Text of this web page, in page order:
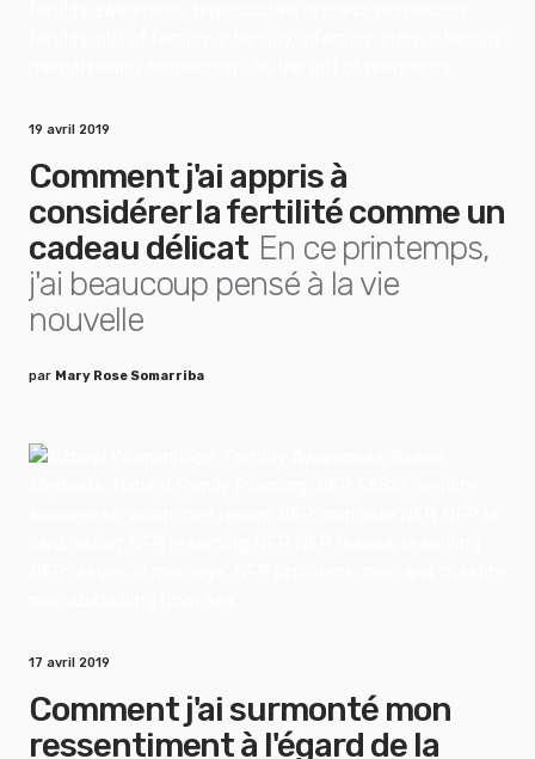
19 avril 2019
Comment j'ai appris à
considérer la fertilité comme un
cadeau délicat En ce printemps,
j'ai beaucoup pensé à la vie
nouvelle
par Mary Rose Somarriba
17 avril 2019
Comment j'ai surmonté mon
ressentiment à l'égard de la